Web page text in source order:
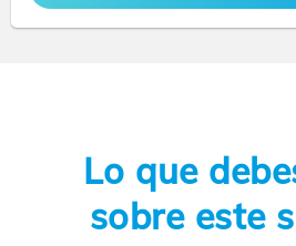
Lo que
sobre este